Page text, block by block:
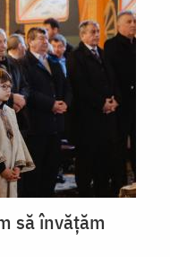
să învățăm